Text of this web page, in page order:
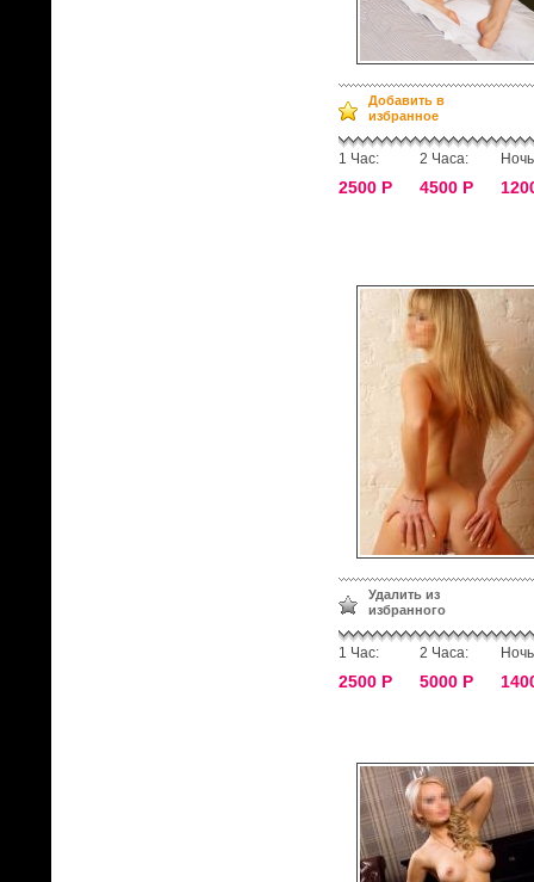
Добавить в
избранное
1 Час:
2500 Р
2 Часа:
4500 Р
Удалить из
избранного
1 Час:
2500 Р
2 Часа:
5000 Р